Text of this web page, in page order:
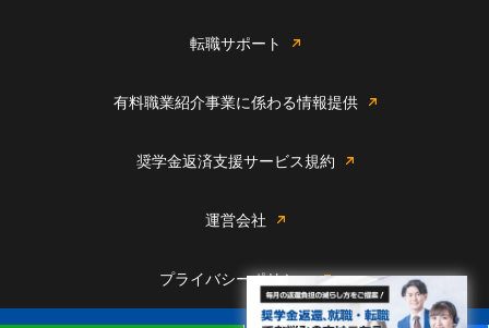
転職サポート
有料職業紹介事業に係わる情報提供
奨学金返済支援サービス規約
運営会社
プライバシーポリシー